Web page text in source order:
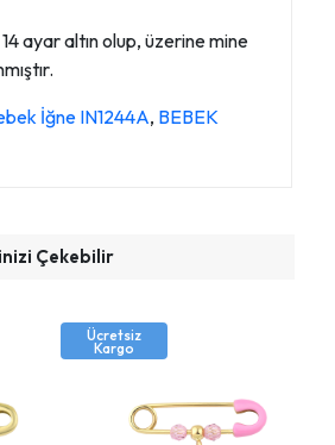
ayar altın olup, üzerine mine
İğne IN1244A, BEBEK
Çekebilir
Ücretsiz
Kargo